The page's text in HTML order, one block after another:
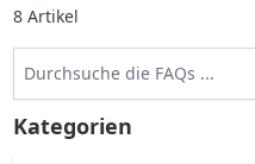
Kategorien
8 Artikel